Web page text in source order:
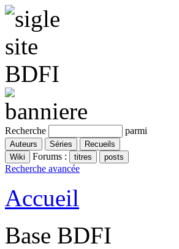
Recherche parmi
Forums :
Recherche avancée
Accueil
Base BDFI